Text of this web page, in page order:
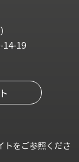
14-19
トをご参照くださ